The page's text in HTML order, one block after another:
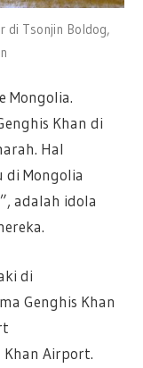
di Tsonjin Boldog,
Mongolia.
Khan di
Hal
di Mongolia
adalah idola
di
Genghis Khan
Airport.